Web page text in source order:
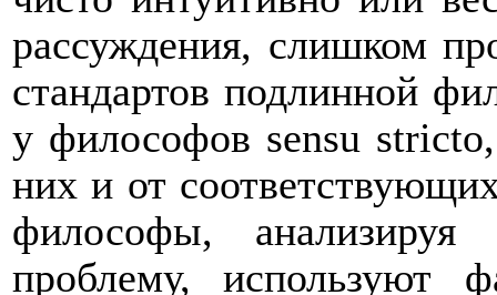
рассуждения, слишком
стандартов подлинной
у философов sensu stricto
них и от
философы,
проблему, используют